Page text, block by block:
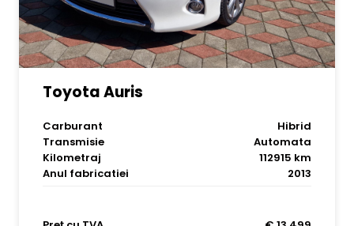
Toyota Auris
Carburant
Hibrid
Transmisie
Automata
Kilometraj
112915 km
Anul fabricatiei
2013